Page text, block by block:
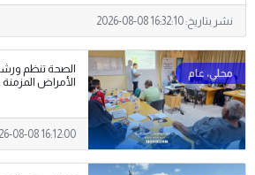
نشر بتاريخ:2026-08-08 16:32:10
الصحة تنظم
الأمراض المزمنة
08-08 16:12:00